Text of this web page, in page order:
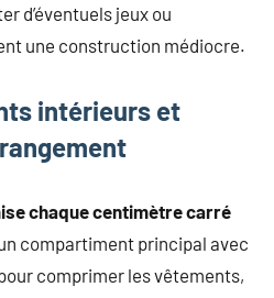
d’éventuels jeux ou
une construction médiocre.
intérieurs et
chaque centimètre carré
compartiment principal avec
comprimer les vêtements,